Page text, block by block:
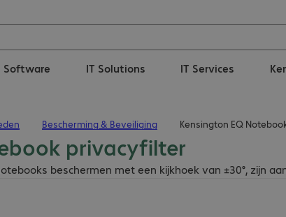
Software IT Solutions IT Services
Bescherming & Beveiliging Kensington EQ
privacyfilter
beschermen met een kijkhoek van ±30°, zijn